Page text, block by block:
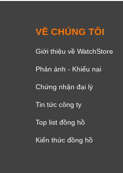
VỀ CHÚNG TÔI
Giới thiệu về WatchStore
Phản ánh - Khiếu nại
Chứng nhận đại lý
Tin tức công ty
Top list đồng hồ
Kiến thức đồng hồ